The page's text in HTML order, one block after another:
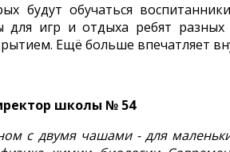
будут обучаться
для игр и отдыха ребят разных
Ещё больше впечатляет
школы № 54
с двумя чашами - для